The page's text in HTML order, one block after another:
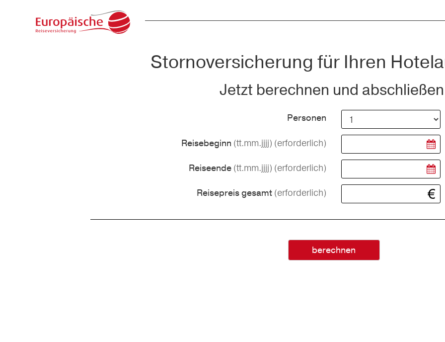
Stornoversicherung für Ihren
Jetzt berechnen und
Personen
Reisebeginn (tt.mm.jjjj) (erforderlich)
Reiseende (tt.mm.jjjj) (erforderlich)
Reisepreis gesamt (erforderlich)
berechnen